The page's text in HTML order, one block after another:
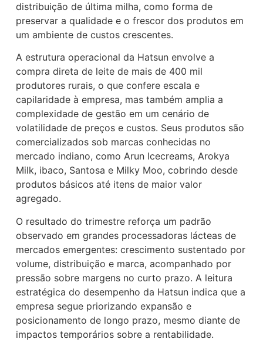
distribuição de última milha, como forma de
preservar a qualidade e o frescor dos produtos em
um ambiente de custos crescentes.
A estrutura operacional da Hatsun envolve a
compra direta de leite de mais de 400 mil
produtores rurais, o que confere escala e
capilaridade à empresa, mas também amplia a
complexidade de gestão em um cenário de
volatilidade de preços e custos. Seus produtos são
comercializados sob marcas conhecidas no
mercado indiano, como Arun Icecreams, Arokya
Milk, ibaco, Santosa e Milky Moo, cobrindo desde
produtos básicos até itens de maior valor
agregado.
O resultado do trimestre reforça um padrão
observado em grandes processadoras lácteas de
mercados emergentes: crescimento sustentado por
volume, distribuição e marca, acompanhado por
pressão sobre margens no curto prazo. A leitura
estratégica do desempenho da Hatsun indica que a
empresa segue priorizando expansão e
posicionamento de longo prazo, mesmo diante de
impactos temporários sobre a rentabilidade.